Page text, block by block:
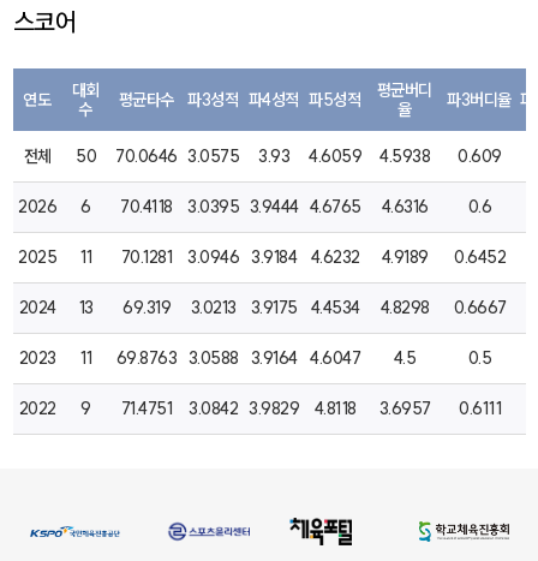
스코어
연도
대회
수
평균타수 파3성적 파4성적 파5성적
평균버디
율
파3버디율 파
전체 50 70.0646 3.0575 3.93 4.6059 4.5938 0.609
2026 6 70.4118 3.0395 3.9444 4.6765 4.6316 0.6
2025 11 70.1281 3.0946 3.9184 4.6232 4.9189 0.6452
2024 13 69.319 3.0213 3.9175 4.4534 4.8298 0.6667
2023 11 69.8763 3.0588 3.9164 4.6047 4.5 0.5
2022 9 71.4751 3.0842 3.9829 4.8118 3.6957 0.6111